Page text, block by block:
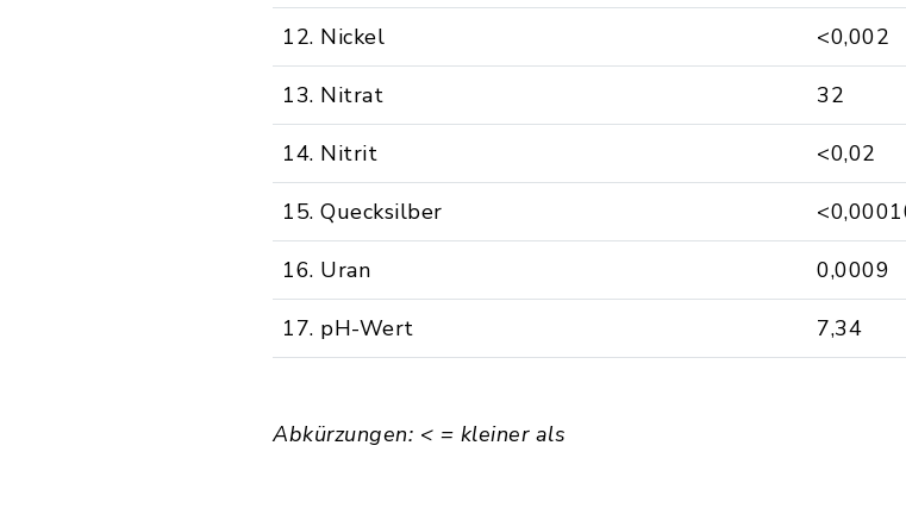
12. Nickel <0,002
13. Nitrat 32
14. Nitrit <0,02
15. Quecksilber
16. Uran 0,0009
17. pH-Wert 7,34
Abkürzungen: < = kleiner als